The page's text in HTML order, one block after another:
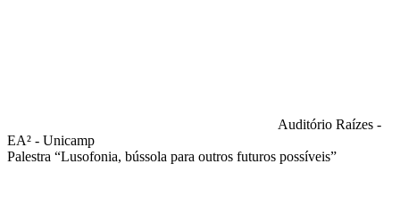
Auditório Raízes -
EA² - Unicamp
Palestra “Lusofonia, bússola para outros futuros possíveis”